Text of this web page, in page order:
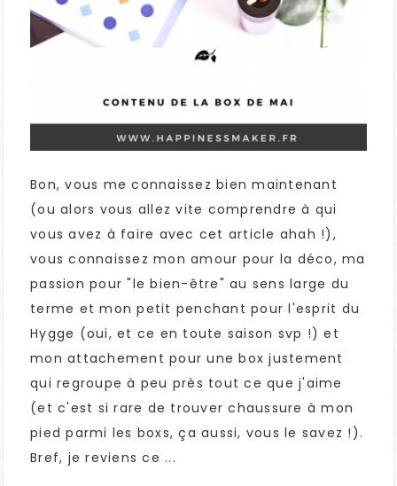
Bon, vous me connaissez bien maintenant
(ou alors vous allez vite comprendre à qui
vous avez à faire avec cet article ahah !),
vous connaissez mon amour pour la déco, ma
passion pour "le bien-être" au sens large du
terme et mon petit penchant pour l'esprit du
Hygge (oui, et ce en toute saison svp !) et
mon attachement pour une box justement
qui regroupe à peu près tout ce que j'aime
(et c'est si rare de trouver chaussure à mon
pied parmi les boxs, ça aussi, vous le savez !).
Bref, je reviens ce ...